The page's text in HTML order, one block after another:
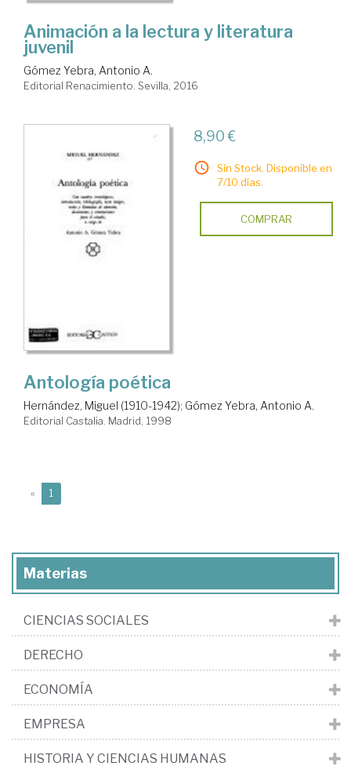
Animación a la lectura y literatura
juvenil
Gómez Yebra, Antonio A.
Editorial Renacimiento. Sevilla, 2016
8,90 €
Sin Stock. Disponible en
7/10 días.
COMPRAR
Antología poética
Hernández, Miguel (1910-1942); Gómez Yebra, Antonio A.
Editorial Castalia. Madrid, 1998
« 1
Materias
CIENCIAS SOCIALES
DERECHO
ECONOMÍA
EMPRESA
HISTORIA Y CIENCIAS HUMANAS